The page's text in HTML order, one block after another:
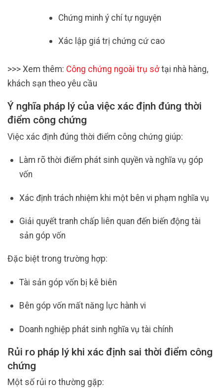
Chứng minh ý chí tự nguyện
Xác lập giá trị chứng cứ cao
>>> Xem thêm: Công chứng ngoài trụ sởtại nhà hàng,
khách sạn theo yêu cầu
Ý nghĩa pháp lý của việc xác định đúng thời
điểm công chứng
Việc xác định đúng thời điểm công chứng giúp:
Làm rõ thời điểm phát sinh quyền và nghĩa vụ góp
vốn
Xác định trách nhiệm khi một bên vi phạm nghĩa vụ
Giải quyết tranh chấp liên quan đến biến động tài
sản góp vốn
Đặc biệt trong trường hợp:
Tài sản góp vốn bị kê biên
Bên góp vốn mất năng lực hành vi
Doanh nghiệp phát sinh nghĩa vụ tài chính
Rủi ro pháp lý khi xác định sai thời điểm công
chứng
Một số rủi ro thường gặp: